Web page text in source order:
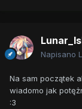
Napisano
Na sam początek
wiadomo jak
:3